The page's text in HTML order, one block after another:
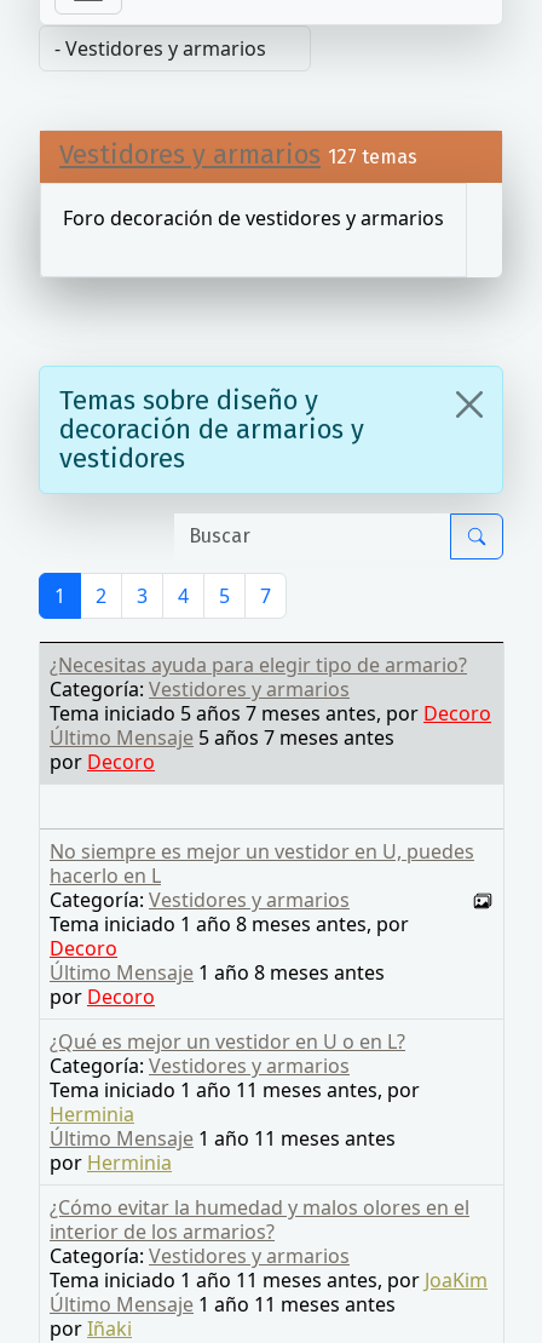
Vestidores y armarios 127 temas
Foro decoración de vestidores y armarios
Temas sobre diseño y
decoración de armarios y
vestidores
1 2 3 4 5 7
¿Necesitas ayuda para elegir tipo de armario?
Categoría: Vestidores y armarios
Tema iniciado 5 años 7 meses antes, por Decoro
Último Mensaje 5 años 7 meses antes
por Decoro
No siempre es mejor un vestidor en U, puedes
hacerlo en L
Categoría: Vestidores y armarios
Tema iniciado 1 año 8 meses antes, por
Decoro
Último Mensaje 1 año 8 meses antes
por Decoro
¿Qué es mejor un vestidor en U o en L?
Categoría: Vestidores y armarios
Tema iniciado 1 año 11 meses antes, por
Herminia
Último Mensaje 1 año 11 meses antes
por Herminia
¿Cómo evitar la humedad y malos olores en el
interior de los armarios?
Categoría: Vestidores y armarios
Tema iniciado 1 año 11 meses antes, por JoaKim
Último Mensaje 1 año 11 meses antes
porIñaki